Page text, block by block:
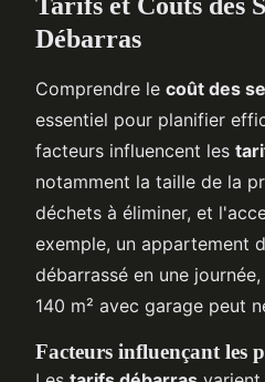
Débarras
Comprendre le coût des
essentiel pour planifier
facteurs influencent les
notamment la taille de la
déchets à éliminer, et
exemple, un appartement
débarrassé en une
140 m² avec garage peut
Facteurs influençant les